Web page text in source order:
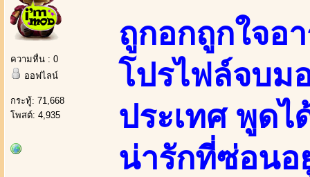
ความหื่น : 0
ออฟไลน์
กระทู้: 71,668
โพสต์: 4,935
ถูกอกถูกใจ
โปรไฟล์จบม
ประเทศ พูด
น่ารักที่ซ่อน